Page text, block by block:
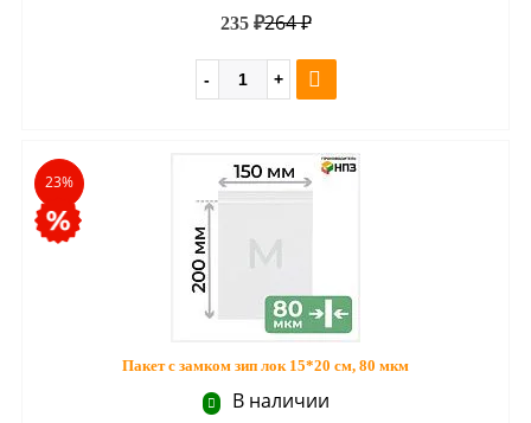
264 ₽
235 ₽
23%
Пакет с замком зип лок 15*20 см, 80 мкм
В наличии